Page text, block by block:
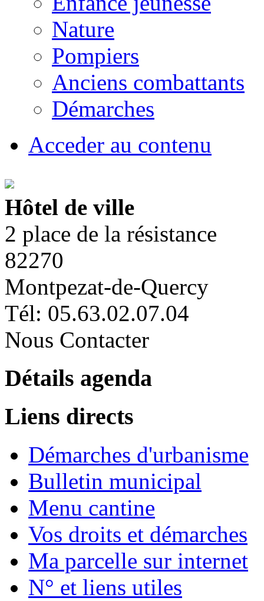
Nature
Pompiers
Anciens combattants
Démarches
Acceder au contenu
Hôtel de ville
2 place de la résistance
82270
Montpezat-de-Quercy
Tél: 05.63.02.07.04
Nous Contacter
Détails agenda
Liens directs
Démarches d'urbanisme
Bulletin municipal
Menu cantine
Vos droits et démarches
Ma parcelle sur internet
N° et liens utiles